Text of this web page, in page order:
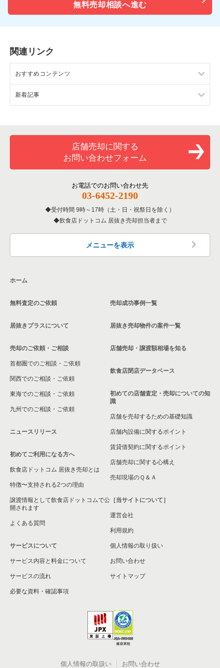
無料売却相談へ進む
関連リンク
おすすめコンテンツ
売却支援サービスについて
飲食店の店舗売却事例
飲食店の居抜き売却物件の案件一覧
首都圏の譲渡額相場を知る
新着記事
造作譲渡とは？メリットや相場、退去費用を大幅に抑える手順
みと負担をゼロに近づける解決策
記事一覧はこちら
店舗売却に関する
お問い合わせフォーム
お電話でのお問い合わせ先
03-6452-2190
受付時間 9時～17時（土・日・祝祭日を除く）
飲食店ドットコム 居抜き売却担当者まで
メニューを表示
ホーム
無料査定のご依頼
居抜きプラスについて
売却のご依頼・ご相談
首都圏でのご相談・ご依頼
関西でのご相談・ご依頼
東海でのご相談・ご依頼
九州でのご相談・ご依頼
ニュースリリース
初めてご利用になる方へ
飲食店ドットコム 居抜き売却とは
特徴〜支持される2つの理由
譲渡情報として飲食店ドットコムで公
開されます
よくある質問
サービスについて
サービス内容と料金について
サービスの流れ
必要な資料・確認事項
売却成功事例一覧
居抜き売却物件の案件一覧
店舗売却・譲渡額相場を知る
飲食店閉店データベース
初めての店舗査定・売却についての知
識
店舗を売却するための基礎知識
店舗内設備に関するポイント
賃貸借契約に関するポイント
店舗売却に関する心構え
売却現場のＱ＆Ａ
［当サイトについて］
運営会社
利用規約
個人情報の取り扱い
お問い合わせ
サイトマップ
個人情報の取扱い お問い合わせ